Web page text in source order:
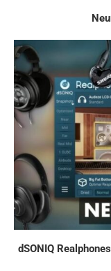
dSONIQ